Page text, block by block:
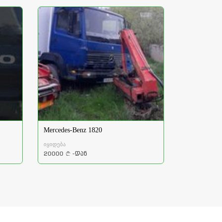
Mercedes-Benz 1820
იყიდება
20000 a -დან